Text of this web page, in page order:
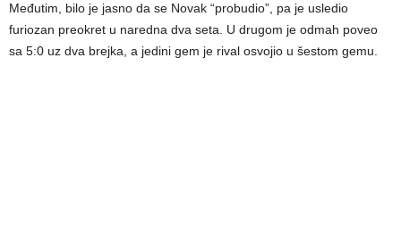
Međutim, bilo je jasno da se Novak “probudio”, pa je usledio
furiozan preokret u naredna dva seta. U drugom je odmah poveo
sa 5:0 uz dva brejka, a jedini gem je rival osvojio u šestom gemu.